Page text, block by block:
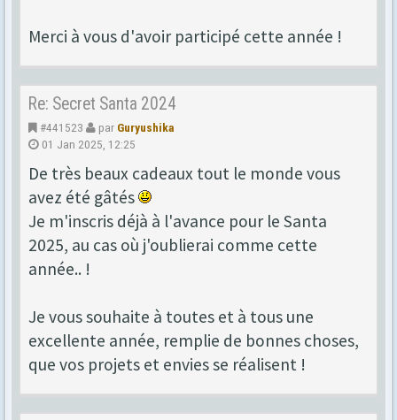
Merci à vous d'avoir participé cette année !
Re: Secret Santa 2024
#441523 par Guryushika
01 Jan 2025, 12:25
De très beaux cadeaux tout le monde vous
avez été gâtés
Je m'inscris déjà à l'avance pour le Santa
2025, au cas où j'oublierai comme cette
année.. !
Je vous souhaite à toutes et à tous une
excellente année, remplie de bonnes choses,
que vos projets et envies se réalisent !